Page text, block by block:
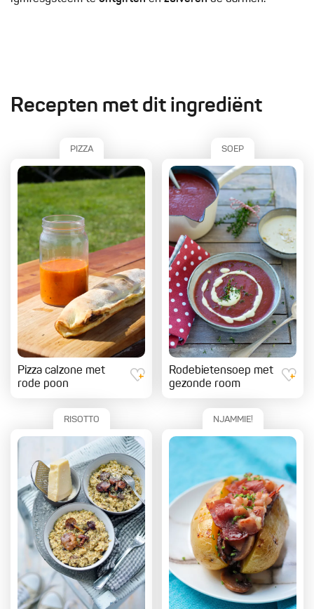
Recepten met dit ingrediënt
PIZZA
Pizza calzone met
rode poon
SOEP
Rodebietensoep met
gezonde room
RISOTTO NJAMMIE!